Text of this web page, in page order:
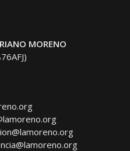
MORENO